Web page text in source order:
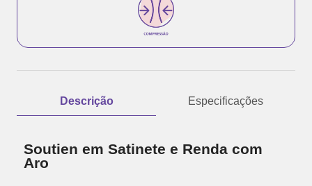
Descrição Especificações
Soutien em Satinete e Renda com
Aro